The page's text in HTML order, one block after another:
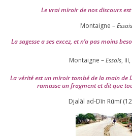
Le vrai miroir de nos dis­cours est
Montaigne –Essais
La sagesse a ses excez, et n’a pas moins
Montaigne –Essais, III,
La véri­té est un miroir tom­bé de la main de
ramasse un frag­ment et dit que
Djalāl ad-Dīn Rūmī (